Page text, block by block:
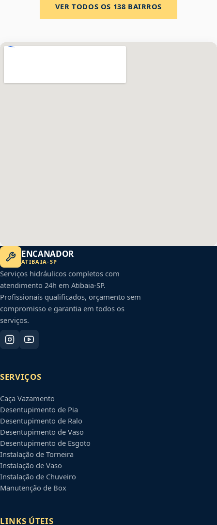
VER TODOS OS 138 BAIRROS
ENCANADOR
ATIBAIA-SP
Serviços hidráulicos completos com
atendimento 24h em Atibaia-SP.
Profissionais qualificados, orçamento sem
compromisso e garantia em todos os
serviços.
SERVIÇOS
Caça Vazamento
Desentupimento de Pia
Desentupimento de Ralo
Desentupimento de Vaso
Desentupimento de Esgoto
Instalação de Torneira
Instalação de Vaso
Instalação de Chuveiro
Manutenção de Box
LINKS ÚTEIS